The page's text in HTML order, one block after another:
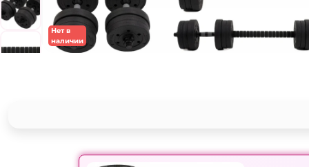
Нет в
наличии